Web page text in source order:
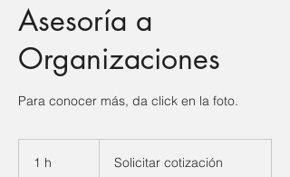
Asesoría a
Organizaciones
Para conocer más, da click en la foto.
1 h Solicitar cotización